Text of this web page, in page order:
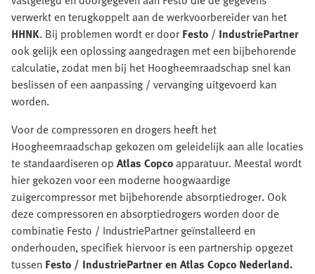
verwerkt en terugkoppelt aan de werkvoorbereider van het
HHNK. Bij problemen wordt er door Festo / IndustriePartner
ook gelijk een oplossing aangedragen met een bijbehorende
calculatie, zodat men bij het Hoogheemraadschap snel kan
beslissen of een aanpassing / vervanging uitgevoerd kan
worden.
Voor de compressoren en drogers heeft het
Hoogheemraadschap gekozen om geleidelijk aan alle locaties
te standaardiseren op Atlas Copcoapparatuur. Meestal wordt
hier gekozen voor een moderne hoogwaardige
zuigercompressor met bijbehorende absorptiedroger. Ook
deze compressoren en absorptiedrogers worden door de
combinatie Festo / IndustriePartner geïnstalleerd en
onderhouden, specifiek hiervoor is een partnership opgezet
tussen Festo / IndustriePartner en Atlas Copco Nederland.